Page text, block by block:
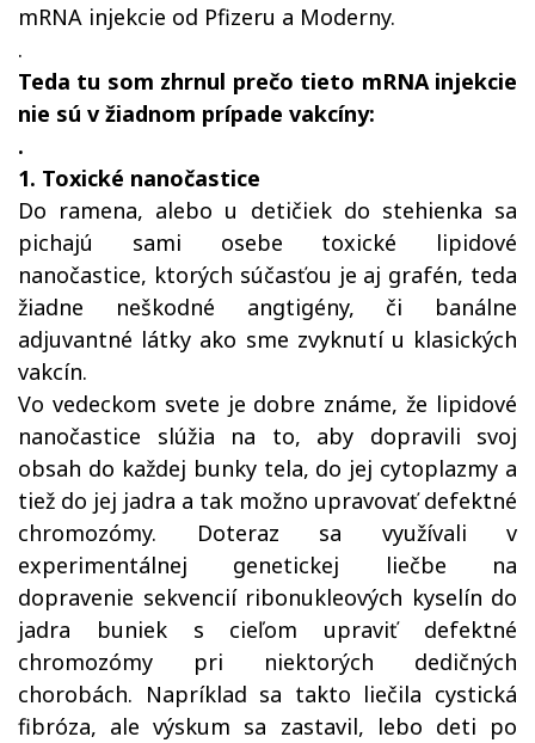
mRNA injekcie od Pfizeru a Moderny.
.
Teda tu som zhrnul prečo tieto mRNA injekcie
nie sú v žiadnom prípade vakcíny:
.
1. Toxické nanočastice
Do ramena, alebo u detičiek do stehienka sa
pichajú sami osebe toxické lipidové
nanočastice, ktorých súčasťou je aj grafén, teda
žiadne neškodné angtigény, či banálne
adjuvantné látky ako sme zvyknutí u klasických
vakcín.
Vo vedeckom svete je dobre známe, že lipidové
nanočastice slúžia na to, aby dopravili svoj
obsah do každej bunky tela, do jej cytoplazmy a
tiež do jej jadra a tak možno upravovať defektné
chromozómy. Doteraz sa využívali v
experimentálnej genetickej liečbe na
dopravenie sekvencií ribonukleových kyselín do
jadra buniek s cieľom upraviť defektné
chromozómy pri niektorých dedičných
chorobách. Napríklad sa takto liečila cystická
fibróza, ale výskum sa zastavil, lebo deti po